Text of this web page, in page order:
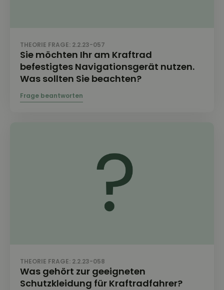
THEORIE FRAGE: 2.2.23-057
Sie möchten Ihr am Kraftrad
befestigtes Navigationsgerät nutzen.
Was sollten Sie beachten?
THEORIE FRAGE: 2.2.23-058
Was gehört zur geeigneten
Schutzkleidung für Kraftradfahrer?